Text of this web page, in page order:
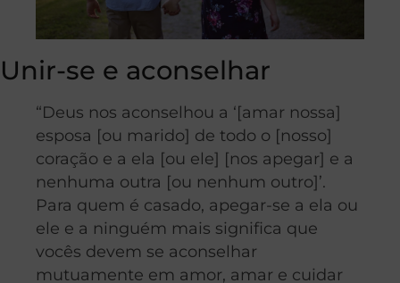
Unir-se e aconselhar
“Deus nos aconselhou a ‘[amar nossa]
esposa [ou marido] de todo o [nosso]
coração e a ela [ou ele] [nos apegar] e a
nenhuma outra [ou nenhum outro]’.
Para quem é casado, apegar-se a ela ou
ele e a ninguém mais significa que
vocês devem se aconselhar
mutuamente em amor, amar e cuidar